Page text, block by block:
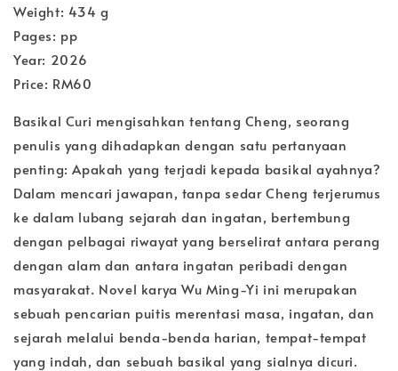
Weight: 434 g
Pages: pp
Year: 2026
Price: RM60
Basikal Curi mengisahkan tentang Cheng, seorang
penulis yang dihadapkan dengan satu pertanyaan
penting: Apakah yang terjadi kepada basikal ayahnya?
Dalam mencari jawapan, tanpa sedar Cheng terjerumus
ke dalam lubang sejarah dan ingatan, bertembung
dengan pelbagai riwayat yang berselirat antara perang
dengan alam dan antara ingatan peribadi dengan
masyarakat. Novel karya Wu Ming-Yi ini merupakan
sebuah pencarian puitis merentasi masa, ingatan, dan
sejarah melalui benda-benda harian, tempat-tempat
yang indah, dan sebuah basikal yang sialnya dicuri.